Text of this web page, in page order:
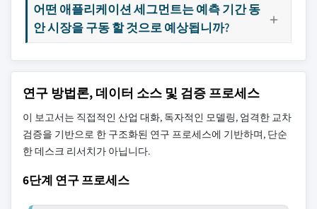
어떤 애플리케이션 세그먼트는 예측 기간 동
안 시장을 구동 할 것으로 예상됩니까?
연구 방법론, 데이터 소스 및 검증 프로세스
이 보고서는 직접적인 산업 대화, 독자적인 모델링, 엄격한 교차
검증을 기반으로 한 구조화된 연구 프로세스에 기반하며, 단순
한 데스크 리서치가 아닙니다.
6단계 연구 프로세스